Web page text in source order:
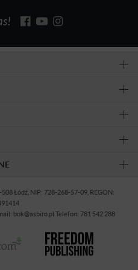
Łódź, NIP: 728-268-57-09, REGON:
bok@asbiro.pl Telefon: 781 542 288